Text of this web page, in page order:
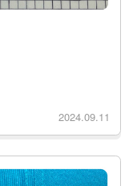
2024.09.11